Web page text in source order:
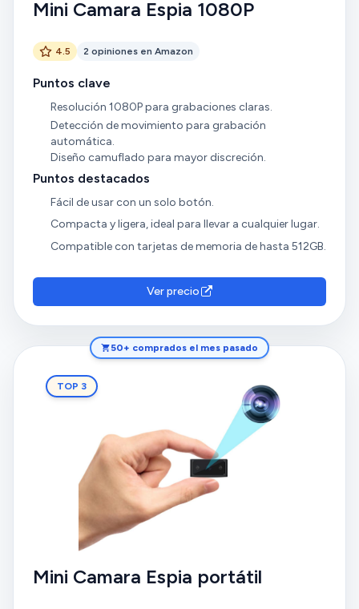
Mini Camara Espia 1080P
4.5 2 opiniones en Amazon
Puntos clave
Resolución 1080P para grabaciones claras.
Detección de movimiento para grabación
automática.
Diseño camuflado para mayor discreción.
Puntos destacados
Fácil de usar con un solo botón.
Compacta y ligera, ideal para llevar a cualquier lugar.
Compatible con tarjetas de memoria de hasta 512GB.
Ver precio
50+ comprados el mes pasado
TOP 3
Mini Camara Espia portátil